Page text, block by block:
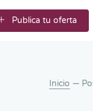
Publica tu oferta
Inicio —